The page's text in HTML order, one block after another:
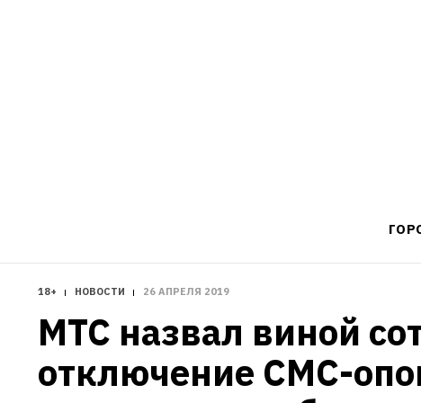
18+ НОВОСТИ 26 АПРЕЛЯ 2019
МТС назвал виной
отключение СМС-